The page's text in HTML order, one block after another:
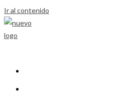
Ir al contenido